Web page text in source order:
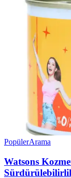
PopülerArama
Watsons